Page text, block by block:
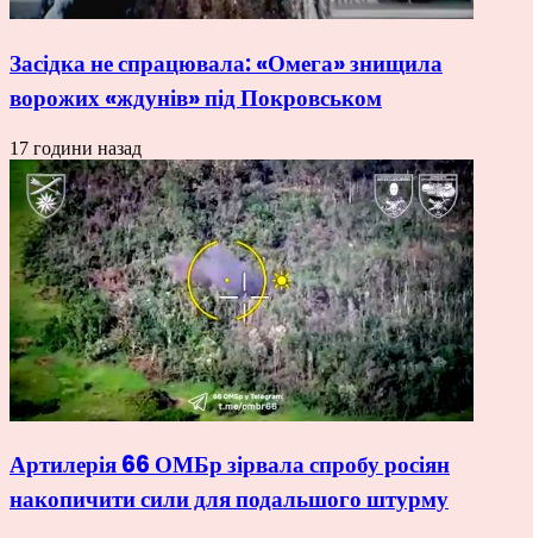
Засідка не спрацювала: «Омега» знищила
ворожих «ждунів» під Покровськом
17 години назад
Артилерія 66 ОМБр зірвала спробу росіян
накопичити сили для подальшого штурму